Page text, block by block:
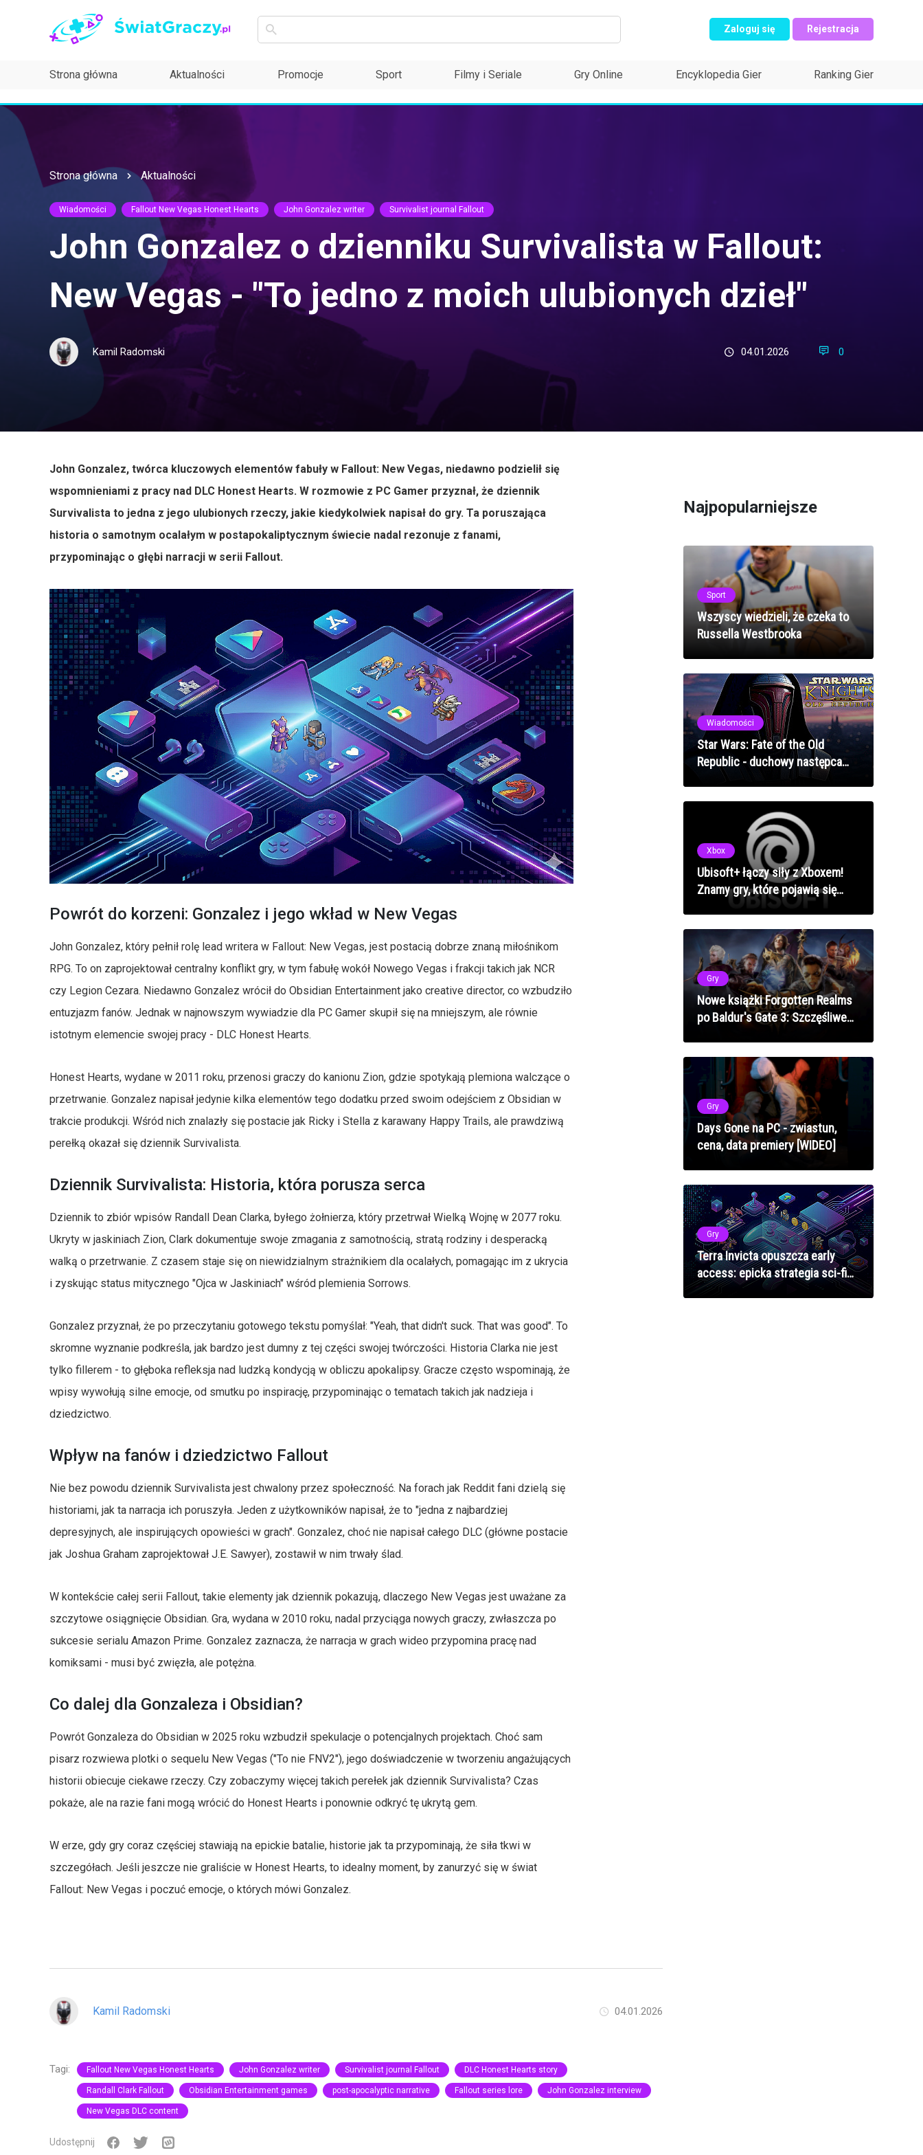
Zaloguj się Rejestracja
Strona główna Aktualności Promocje Sport Filmy i Seriale Gry Online Encyklopedia Gier Ranking Gier
Strona główna Aktualności
Wiadomości Fallout New Vegas Honest Hearts John Gonzalez writer Survivalist journal Fallout
John Gonzalez o dzienniku Survivalista w Fallout:
New Vegas - "To jedno z moich ulubionych dzieł"
Kamil Radomski 04.01.2026 0
John Gonzalez, twórca kluczowych elementów fabuły w Fallout: New Vegas, niedawno podzielił się
wspomnieniami z pracy nad DLC Honest Hearts. W rozmowie z PC Gamer przyznał, że dziennik
Survivalista to jedna z jego ulubionych rzeczy, jakie kiedykolwiek napisał do gry. Ta poruszająca
historia o samotnym ocalałym w postapokaliptycznym świecie nadal rezonuje z fanami,
przypominając o głębi narracji w serii Fallout.
Powrót do korzeni: Gonzalez i jego wkład w New Vegas
John Gonzalez, który pełnił rolę lead writera w Fallout: New Vegas, jest postacią dobrze znaną miłośnikom
RPG. To on zaprojektował centralny konflikt gry, w tym fabułę wokół Nowego Vegas i frakcji takich jak NCR
czy Legion Cezara. Niedawno Gonzalez wrócił do Obsidian Entertainment jako creative director, co wzbudziło
entuzjazm fanów. Jednak w najnowszym wywiadzie dla PC Gamer skupił się na mniejszym, ale równie
istotnym elemencie swojej pracy - DLC Honest Hearts.
Honest Hearts, wydane w 2011 roku, przenosi graczy do kanionu Zion, gdzie spotykają plemiona walczące o
przetrwanie. Gonzalez napisał jedynie kilka elementów tego dodatku przed swoim odejściem z Obsidian w
trakcie produkcji. Wśród nich znalazły się postacie jak Ricky i Stella z karawany Happy Trails, ale prawdziwą
perełką okazał się dziennik Survivalista.
Dziennik Survivalista: Historia, która porusza serca
Dziennik to zbiór wpisów Randall Dean Clarka, byłego żołnierza, który przetrwał Wielką Wojnę w 2077 roku.
Ukryty w jaskiniach Zion, Clark dokumentuje swoje zmagania z samotnością, stratą rodziny i desperacką
walką o przetrwanie. Z czasem staje się on niewidzialnym strażnikiem dla ocalałych, pomagając im z ukrycia
i zyskując status mitycznego "Ojca w Jaskiniach" wśród plemienia Sorrows.
Gonzalez przyznał, że po przeczytaniu gotowego tekstu pomyślał: "Yeah, that didn't suck. That was good". To
skromne wyznanie podkreśla, jak bardzo jest dumny z tej części swojej twórczości. Historia Clarka nie jest
tylko fillerem - to głęboka refleksja nad ludzką kondycją w obliczu apokalipsy. Gracze często wspominają, że
wpisy wywołują silne emocje, od smutku po inspirację, przypominając o tematach takich jak nadzieja i
dziedzictwo.
Wpływ na fanów i dziedzictwo Fallout
Nie bez powodu dziennik Survivalista jest chwalony przez społeczność. Na forach jak Reddit fani dzielą się
historiami, jak ta narracja ich poruszyła. Jeden z użytkowników napisał, że to "jedna z najbardziej
depresyjnych, ale inspirujących opowieści w grach". Gonzalez, choć nie napisał całego DLC (główne postacie
jak Joshua Graham zaprojektował J.E. Sawyer), zostawił w nim trwały ślad.
W kontekście całej serii Fallout, takie elementy jak dziennik pokazują, dlaczego New Vegas jest uważane za
szczytowe osiągnięcie Obsidian. Gra, wydana w 2010 roku, nadal przyciąga nowych graczy, zwłaszcza po
sukcesie serialu Amazon Prime. Gonzalez zaznacza, że narracja w grach wideo przypomina pracę nad
komiksami - musi być zwięzła, ale potężna.
Co dalej dla Gonzaleza i Obsidian?
Powrót Gonzaleza do Obsidian w 2025 roku wzbudził spekulacje o potencjalnych projektach. Choć sam
pisarz rozwiewa plotki o sequelu New Vegas ("To nie FNV2"), jego doświadczenie w tworzeniu angażujących
historii obiecuje ciekawe rzeczy. Czy zobaczymy więcej takich perełek jak dziennik Survivalista? Czas
pokaże, ale na razie fani mogą wrócić do Honest Hearts i ponownie odkryć tę ukrytą gem.
W erze, gdy gry coraz częściej stawiają na epickie batalie, historie jak ta przypominają, że siła tkwi w
szczegółach. Jeśli jeszcze nie graliście w Honest Hearts, to idealny moment, by zanurzyć się w świat
Fallout: New Vegas i poczuć emocje, o których mówi Gonzalez.
Kamil Radomski 04.01.2026
Tagi: Fallout New Vegas Honest Hearts John Gonzalez writer Survivalist journal Fallout DLC Honest Hearts story
Randall Clark Fallout Obsidian Entertainment games post-apocalyptic narrative Fallout series lore John Gonzalez interview
New Vegas DLC content
Udostępnij
Najpopularniejsze
Sport
Wszyscy wiedzieli, że czeka to
Russella Westbrooka
Wiadomości
Star Wars: Fate of the Old
Republic - duchowy następca
KOTOR od Casey'ego Hudsona
Xbox
Ubisoft+ łączy siły z Xboxem!
Znamy gry, które pojawią się
konsolach!
Gry
Nowe książki Forgotten Realms
po Baldur's Gate 3: Szczęśliwe
Gry
Days Gone na PC - zwiastun,
cena, data premiery [WIDEO]
Gry
Terra Invicta opuszcza early
access: epicka strategia sci-fi
od twórców moda Long War